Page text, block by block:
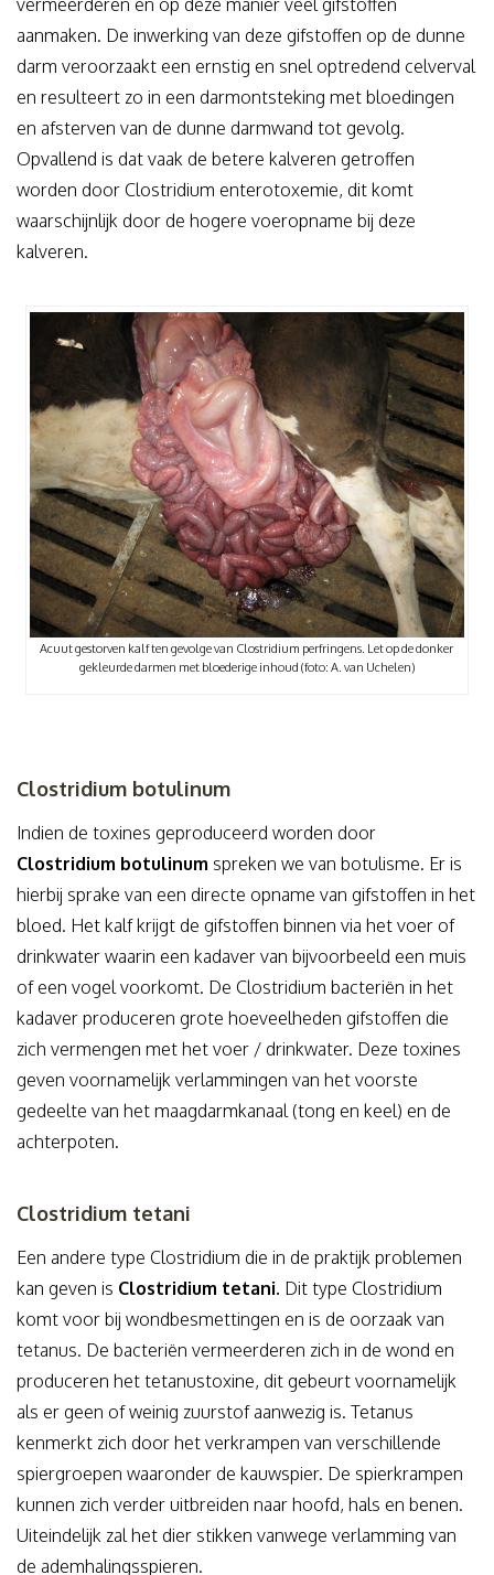
vermeerderen en op deze manier veel gifstoffen
aanmaken. De inwerking van deze gifstoffen op de dunne
darm veroorzaakt een ernstig en snel optredend celverval
en resulteert zo in een darmontsteking met bloedingen
en afsterven van de dunne darmwand tot gevolg.
Opvallend is dat vaak de betere kalveren getroffen
worden door Clostridium enterotoxemie, dit komt
waarschijnlijk door de hogere voeropname bij deze
kalveren.
Acuut gestorven kalf ten gevolge van Clostridium perfringens. Let op de donker
gekleurde darmen met bloederige inhoud (foto: A. van Uchelen)
Clostridium botulinum
Indien de toxines geproduceerd worden door
Clostridium botulinum spreken we van botulisme. Er is
hierbij sprake van een directe opname van gifstoffen in het
bloed. Het kalf krijgt de gifstoffen binnen via het voer of
drinkwater waarin een kadaver van bijvoorbeeld een muis
of een vogel voorkomt. De Clostridium bacteriën in het
kadaver produceren grote hoeveelheden gifstoffen die
zich vermengen met het voer / drinkwater. Deze toxines
geven voornamelijk verlammingen van het voorste
gedeelte van het maagdarmkanaal (tong en keel) en de
achterpoten.
Clostridium tetani
Een andere type Clostridium die in de praktijk problemen
kan geven is Clostridium tetani. Dit type Clostridium
komt voor bij wondbesmettingen en is de oorzaak van
tetanus. De bacteriën vermeerderen zich in de wond en
produceren het tetanustoxine, dit gebeurt voornamelijk
als er geen of weinig zuurstof aanwezig is. Tetanus
kenmerkt zich door het verkrampen van verschillende
spiergroepen waaronder de kauwspier. De spierkrampen
kunnen zich verder uitbreiden naar hoofd, hals en benen.
Uiteindelijk zal het dier stikken vanwege verlamming van
de ademhalingsspieren.